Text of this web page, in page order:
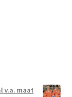
v.a. maat